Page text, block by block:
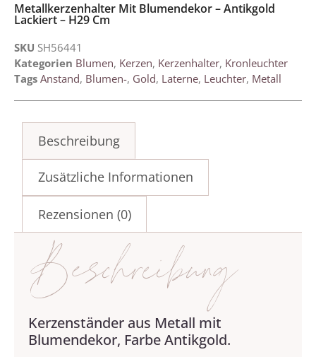
Metallkerzenhalter Mit Blumendekor – Antikgold
Lackiert – H29 Cm
SKU SH56441
Kategorien Blumen, Kerzen, Kerzenhalter, Kronleuchter
Tags Anstand, Blumen-, Gold, Laterne, Leuchter, Metall
Beschreibung
Zusätzliche Informationen
Rezensionen (0)
Beschreibung
Kerzenständer aus Metall mit
Blumendekor, Farbe Antikgold.